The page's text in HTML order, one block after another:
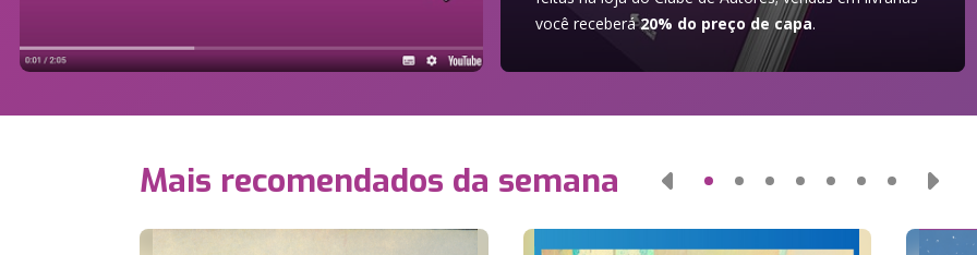
você receberá20% do preço de capa.
Mais recomendados da semana